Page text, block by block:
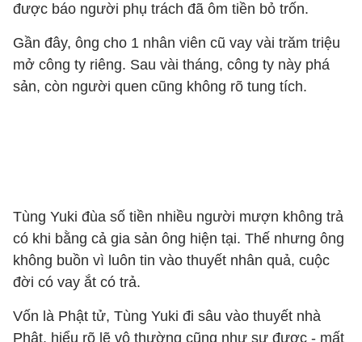
được báo người phụ trách đã ôm tiền bỏ trốn.
Gần đây, ông cho 1 nhân viên cũ vay vài trăm triệu
mở công ty riêng. Sau vài tháng, công ty này phá
sản, còn người quen cũng không rõ tung tích.
Tùng Yuki đùa số tiền nhiều người mượn không trả
có khi bằng cả gia sản ông hiện tại. Thế nhưng ông
không buồn vì luôn tin vào thuyết nhân quả, cuộc
đời có vay ắt có trả.
Vốn là Phật tử, Tùng Yuki đi sâu vào thuyết nhà
Phật, hiểu rõ lẽ vô thường cũng như sự được - mất